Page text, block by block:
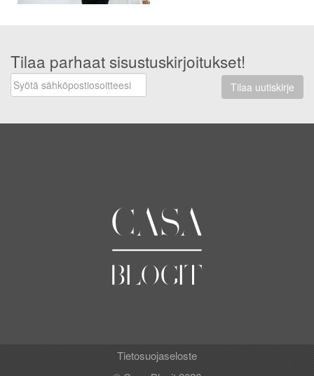
Tilaa parhaat sisustuskirjoitukset!
Tilaa uutiskirje
Tietosuojaseloste